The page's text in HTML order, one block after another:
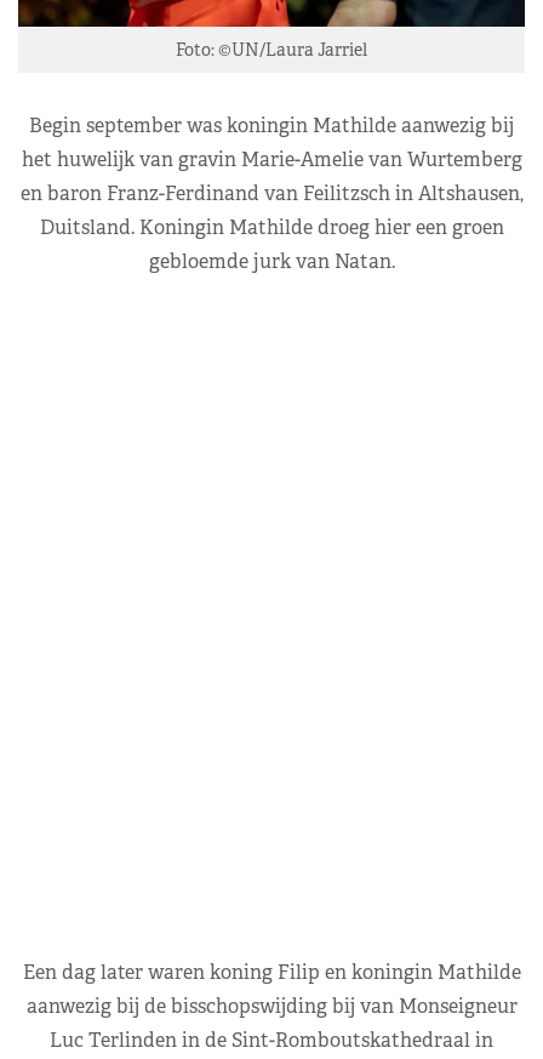
Foto: ©UN/Laura Jarriel
Begin september was koningin Mathilde aanwezig bij
het huwelijk van gravin Marie-Amelie van Wurtemberg
en baron Franz-Ferdinand van Feilitzsch in Altshausen,
Duitsland. Koningin Mathilde droeg hier een groen
gebloemde jurk van Natan.
Een dag later waren koning Filip en koningin Mathilde
aanwezig bij de bisschopswijding bij van Monseigneur
Luc Terlinden in de Sint-Romboutskathedraal in